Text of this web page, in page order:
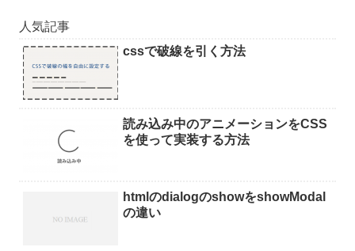
人気記事
cssで破線を引く方法
読み込み中のアニメーションをCSS
を使って実装する方法
htmlのdialogのshowをshowModal
の違い